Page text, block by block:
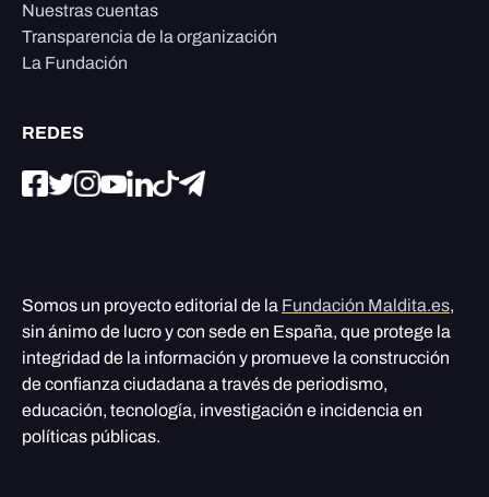
Nuestras cuentas
Transparencia de la organización
La Fundación
REDES
Somos un proyecto editorial de la Fundación Maldita.es,
sin ánimo de lucro y con sede en España, que protege la
integridad de la información y promueve la construcción
de confianza ciudadana a través de periodismo,
educación, tecnología, investigación e incidencia en
políticas públicas.